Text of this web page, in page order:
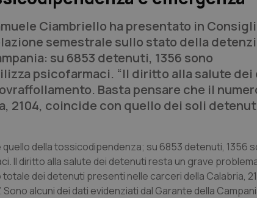
Ciambriello ha presentato in
semestrale sullo stato della
su 6853 detenuti, 1356 sono
psicofarmaci. “Il diritto alla salute
Basta pensare che il
2104, coincide con quello dei soli
della tossicodipendenza; su 6853 detenuti, 1356
Il diritto alla salute dei detenuti resta un grave
dei detenuti presenti nelle carceri della Calabria,
alcuni dei dati evidenziati dal Garante della